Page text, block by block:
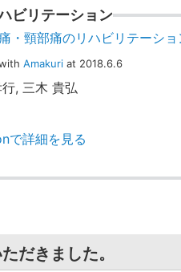
ビリテーション
・頸部痛のリハビリテーシ
Amakuriat 2018.6.6
, 三木 貴弘
で詳細を見る
だきました。